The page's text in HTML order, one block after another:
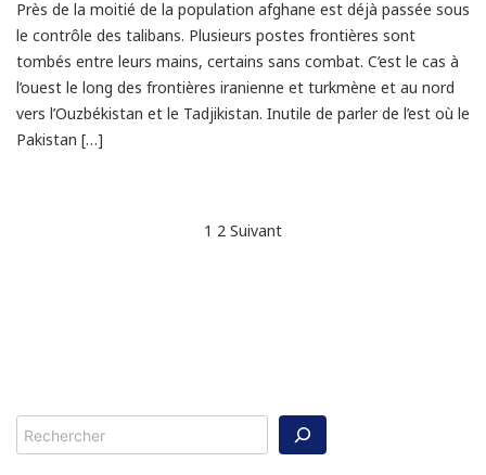
Près de la moitié de la population afghane est déjà passée sous
le contrôle des talibans. Plusieurs postes frontières sont
tombés entre leurs mains, certains sans combat. C’est le cas à
l’ouest le long des frontières iranienne et turkmène et au nord
vers l’Ouzbékistan et le Tadjikistan. Inutile de parler de l’est où le
Pakistan […]
1 2 Suivant
Rechercher